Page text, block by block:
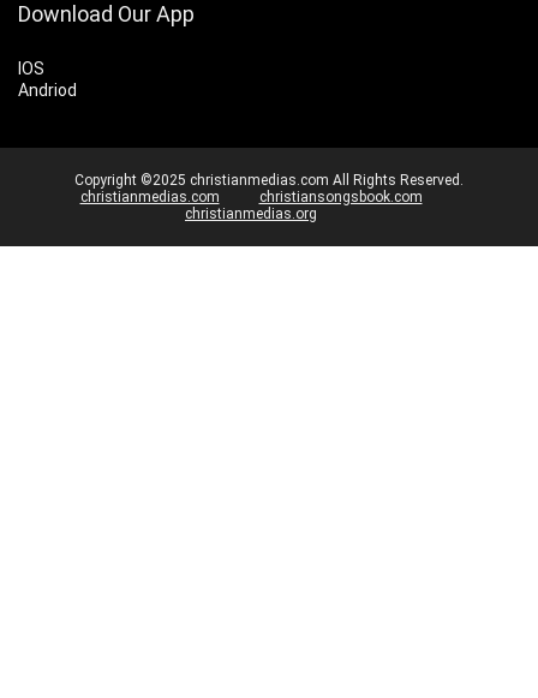
Download Our App
IOS
Andriod
Copyright ©2025 christianmedias.com All Rights Reserved.
christianmedias.com
christiansongsbook.com
christianmedias.org